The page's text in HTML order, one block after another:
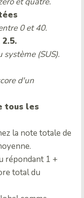
0 et 40.
(SUS).
d'un
tous les
la note totale de
répondant 1 +
total du